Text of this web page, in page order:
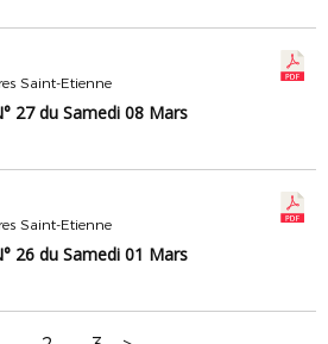
Saint-Etienne
27 du Samedi 08 Mars
Saint-Etienne
26 du Samedi 01 Mars